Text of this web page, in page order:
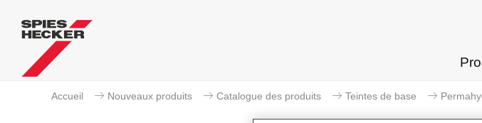
Accueil Nouveaux produits Catalogue des produits Teintes de base